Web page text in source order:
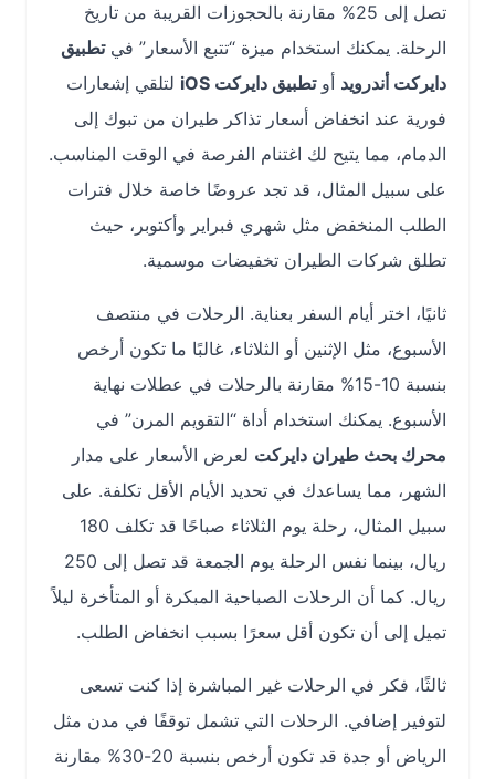
تصل إلى 25% مقارنة بالحجوزات القريبة من تاريخ
الرحلة. يمكنك استخدام ميزة “تتبع الأسعار” في تطبيق
دايركت أندرويدأوتطبيق دايركت iOS
لتلقي إشعارات
فورية عند انخفاض أسعار تذاكر طيران من تبوك إلى
الدمام، مما يتيح لك اغتنام الفرصة في الوقت المناسب.
على سبيل المثال، قد تجد عروضًا خاصة خلال فترات
الطلب المنخفض مثل شهري فبراير وأكتوبر، حيث
تطلق شركات الطيران تخفيضات موسمية.
ثانيًا، اختر أيام السفر بعناية. الرحلات في منتصف
الأسبوع، مثل الإثنين أو الثلاثاء، غالبًا ما تكون أرخص
بنسبة 10-15% مقارنة بالرحلات في عطلات نهاية
الأسبوع. يمكنك استخدام أداة “التقويم المرن” في
محرك بحث طيران دايركتلعرض الأسعار على مدار
الشهر، مما يساعدك في تحديد الأيام الأقل تكلفة. على
سبيل المثال، رحلة يوم الثلاثاء صباحًا قد تكلف 180
ريال، بينما نفس الرحلة يوم الجمعة قد تصل إلى 250
ريال. كما أن الرحلات الصباحية المبكرة أو المتأخرة ليلاً
تميل إلى أن تكون أقل سعرًا بسبب انخفاض الطلب.
ثالثًا، فكر في الرحلات غير المباشرة إذا كنت تسعى
لتوفير إضافي. الرحلات التي تشمل توقفًا في مدن مثل
الرياض أو جدة قد تكون أرخص بنسبة 20-30% مقارنة